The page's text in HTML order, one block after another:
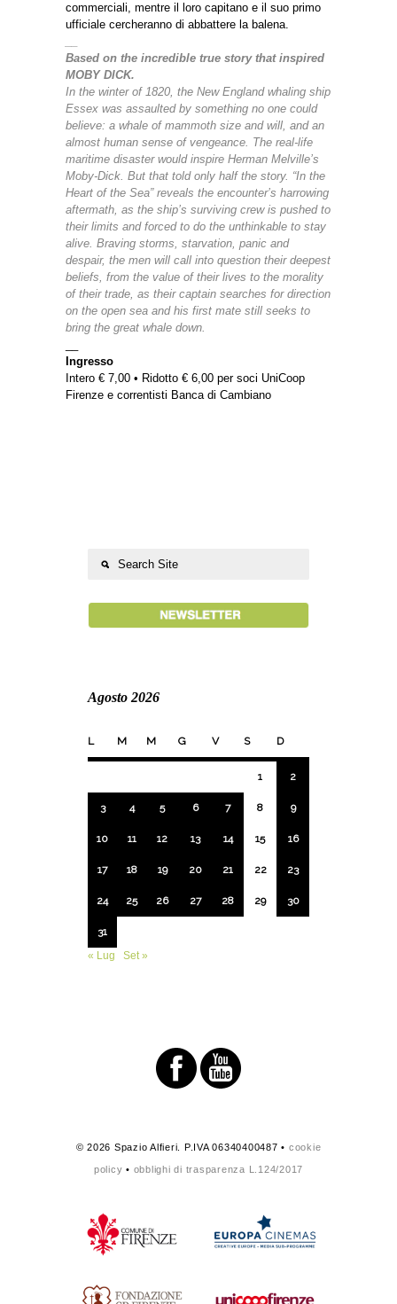
commerciali, mentre il loro capitano e il suo primo
ufficiale cercheranno di abbattere la balena.
Based on the incredible true story that inspired
MOBY DICK.
In the winter of 1820, the New England whaling ship
Essex was assaulted by something no one could
believe: a whale of mammoth size and will, and an
almost human sense of vengeance. The real-life
maritime disaster would inspire Herman Melville’s
Moby-Dick. But that told only half the story. “In the
Heart of the Sea” reveals the encounter’s harrowing
aftermath, as the ship’s surviving crew is pushed to
their limits and forced to do the unthinkable to stay
alive. Braving storms, starvation, panic and
despair, the men will call into question their deepest
beliefs, from the value of their lives to the morality
of their trade, as their captain searches for direction
on the open sea and his first mate still seeks to
bring the great whale down.
Ingresso
Intero € 7,00 • Ridotto € 6,00 per soci UniCoop
Firenze e correntisti Banca di Cambiano
Agosto 2026
L M M G V S D
1 2
3 4 5 6 7 8 9
10 11 12 13 14 15 16
17 18 19 20 21 22 23
24 25 26 27 28 29 30
31
« Lug
Set »
© 2026 Spazio Alfieri. P.IVA 06340400487 • cookie
policy • obblighi di trasparenza L.124/2017